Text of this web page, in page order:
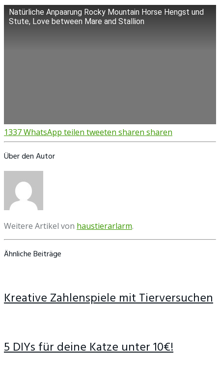
Natürliche Anpaarung Rocky Mountain Horse Hengst und
Stute, Love between Mare and Stallion
1337WhatsApp teilen tweeten sharen sharen
Über den Autor
Weitere Artikel von haustierarlarm.
Ähnliche Beiträge
Kreative Zahlenspiele mit Tierversuchen
5 DIYs für deine Katze unter 10€!